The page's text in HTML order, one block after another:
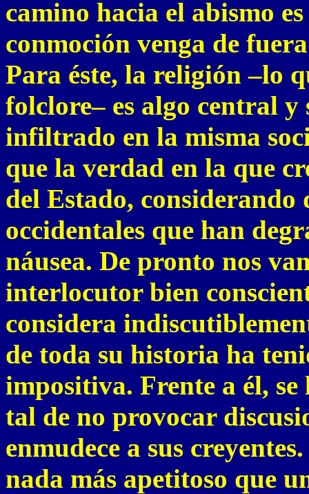
camino hacia el abismo
conmoción venga de
Para éste, la religión –lo
folclore– es algo central y
infiltrado en la misma
que la verdad en la que
del Estado, considerando
occidentales que han
náusea. De pronto nos
interlocutor bien
considera
de toda su historia ha
impositiva. Frente a él,
tal de no provocar
enmudece a sus
nada más apetitoso que